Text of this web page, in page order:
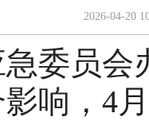
2026-04-20
员会
响，4